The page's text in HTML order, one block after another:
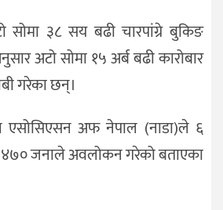
सोमा ३८ सय बढी चारपांग्रे बुकिङ
अटो सोमा १५ अर्ब बढी कारोबार
गरेका छन्।
एसोसिएसन अफ नेपाल (नाडा)ले ६
४७० जनाले अवलोकन गरेको बताएका